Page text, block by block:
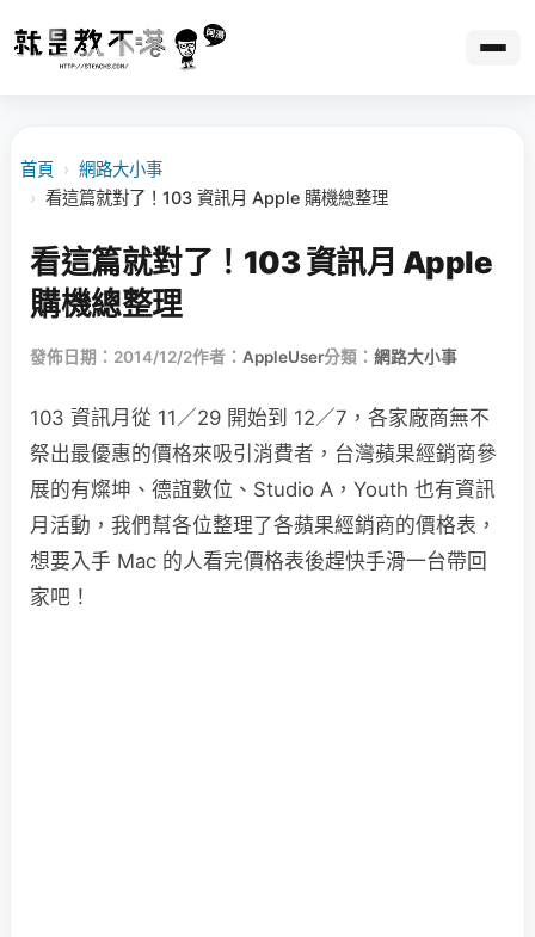
首頁 › 網路大小事
› 看這篇就對了！103 資訊月 Apple 購機總整理
看這篇就對了！103 資訊月 Apple
購機總整理
發佈日期：2014/12/2作者： AppleUser分類： 網路大小事
103 資訊月從 11／29 開始到 12／7，各家廠商無不
祭出最優惠的價格來吸引消費者，台灣蘋果經銷商參
展的有燦坤、德誼數位、Studio A，Youth 也有資訊
月活動，我們幫各位整理了各蘋果經銷商的價格表，
想要入手 Mac 的人看完價格表後趕快手滑一台帶回
家吧！